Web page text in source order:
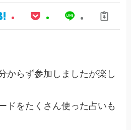
からず参加しましたが楽し
ドをたくさん使った占いも